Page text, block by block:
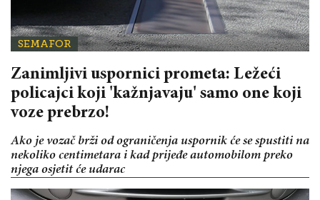
SEMAFOR
Zanimljivi uspornici prometa: Ležeći
policajci koji 'kažnjavaju' samo one koji
voze prebrzo!
Ako je vozač brži od ograničenja uspornik će se spustiti na
nekoliko centimetara i kad prijeđe automobilom preko
njega osjetit će udarac